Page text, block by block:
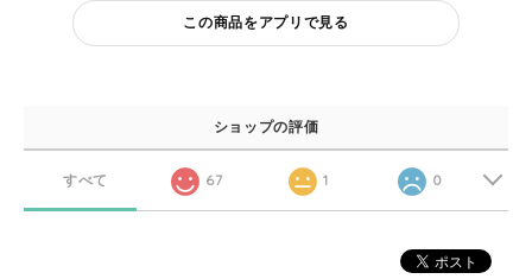
この商品をアプリで見る
ショップの評価
すべて 67 1 0